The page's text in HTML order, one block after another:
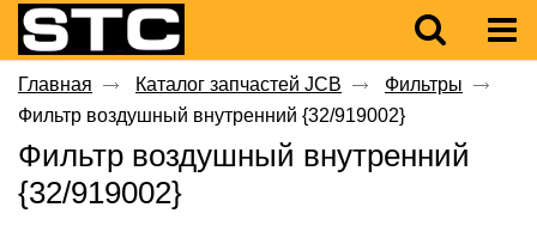
Главная Каталог запчастей JCB
Фильтры
Фильтр воздушный внутренний {32/919002}
Фильтр воздушный внутренний
{32/919002}